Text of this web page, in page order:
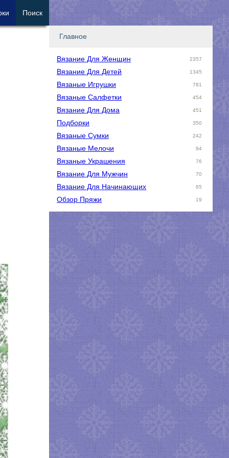
Главное
Вязание Для Женщин 2357
Вязание Для Детей 1345
Вязаные Игрушки 781
Вязаные Салфетки 454
Вязание Для Дома 451
Подборки 350
Вязаные Сумки 242
Вязаные Мелочи 94
Вязаные Украшения 76
Вязание Для Мужчин 70
Вязание Для Начинающих 65
Обзор Пряжи 19
Поиск